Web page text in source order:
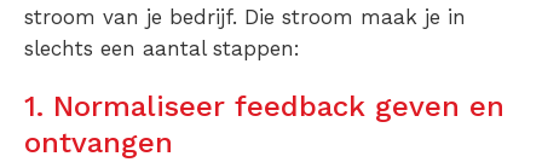
stroom van je bedrijf. Die stroom maak je in
slechts een aantal stappen:
1. Normaliseer feedback geven en
ontvangen